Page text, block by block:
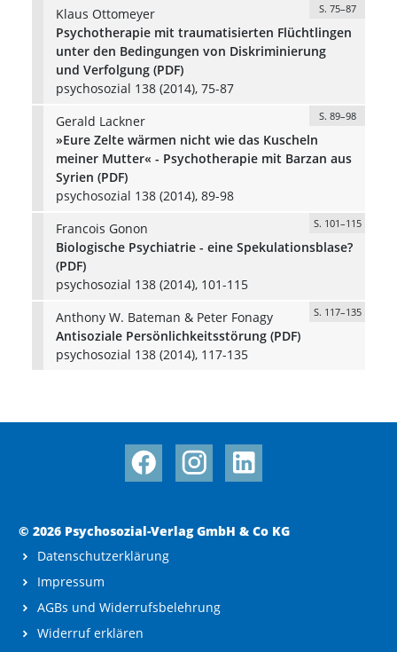
Klaus Ottomeyer
S. 75–87
Psychotherapie mit traumatisierten Flüchtlingen
unter den Bedingungen von Diskriminierung
und Verfolgung (PDF)
psychosozial 138 (2014), 75-87
Gerald Lackner
S. 89–98
»Eure Zelte wärmen nicht wie das Kuscheln
meiner Mutter« - Psychotherapie mit Barzan aus
Syrien (PDF)
psychosozial 138 (2014), 89-98
Francois Gonon
S. 101–115
Biologische Psychiatrie - eine Spekulationsblase?
(PDF)
psychosozial 138 (2014), 101-115
Anthony W. Bateman & Peter Fonagy
S. 117–135
Antisoziale Persönlichkeitsstörung (PDF)
psychosozial 138 (2014), 117-135
© 2026 Psychosozial-Verlag GmbH & Co KG
Datenschutzerklärung
Impressum
AGBs und Widerrufsbelehrung
Widerruf erklären